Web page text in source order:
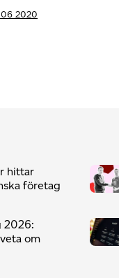
2020
hittar
företag
2026:
om